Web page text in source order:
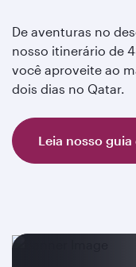
De aventuras no
nosso itinerário de
você aproveite ao
dois dias no Qatar.
Leia nosso